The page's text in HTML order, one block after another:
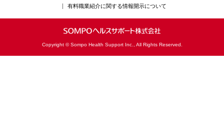
有料職業紹介に関する情報開示について
Copyright © Sompo Health Support Inc., All Rights Reserved.